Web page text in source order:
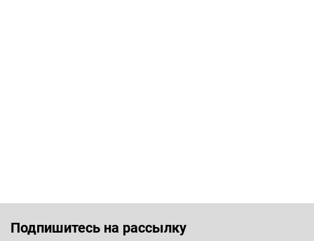
Подпишитесь на рассылку